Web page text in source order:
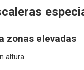
zonas elevadas
altura